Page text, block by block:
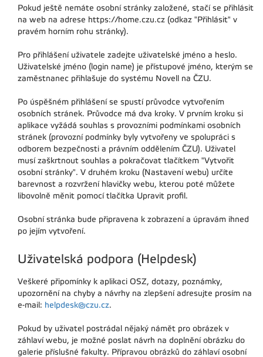
Pokud ještě nemáte osobní stránky založené, stačí se přihlásit
na web na adrese https://home.czu.cz (odkaz "Přihlásit" v
pravém horním rohu stránky).
Pro přihlášení uživatele zadejte uživatelské jméno a heslo.
Uživatelské jméno (login name) je přístupové jméno, kterým se
zaměstnanec přihlašuje do systému Novell na ČZU.
Po úspěšném přihlášení se spustí průvodce vytvořením
osobních stránek. Průvodce má dva kroky. V prvním kroku si
aplikace vyžádá souhlas s provozními podmínkami osobních
stránek (provozní podmínky byly vytvořeny ve spolupráci s
odborem bezpečnosti a právním oddělením ČZU). Uživatel
musí zaškrtnout souhlas a pokračovat tlačítkem "Vytvořit
osobní stránky". V druhém kroku (Nastavení webu) určíte
barevnost a rozvržení hlavičky webu, kterou poté můžete
libovolně měnit pomocí tlačítka Upravit profil.
Osobní stránka bude připravena k zobrazení a úpravám ihned
po jejím vytvoření.
Uživatelská podpora (Helpdesk)
Veškeré připomínky k aplikaci OSZ, dotazy, poznámky,
upozornění na chyby a návrhy na zlepšení adresujte prosím na
e-mail: helpdesk@czu.cz.
Pokud by uživatel postrádal nějaký námět pro obrázek v
záhlaví webu, je možné poslat návrh na doplnění obrázku do
galerie příslušné fakulty. Přípravou obrázků do záhlaví osobní